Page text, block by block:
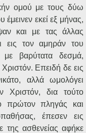
ομού με τους δύω
έμεινεν εκεί εξ μήνας,
και με τας άλλας
εις τον αμηράν του
βαρύτατα δεσμά,
Επειδή δε εις
αλλά ωμολόγει
Χριστόν, δια τούτο
πρώτον πληγάς και
έπεσεν εις
της ασθενείας αφήκε